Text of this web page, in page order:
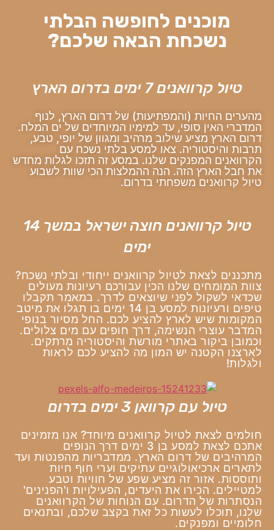
מוכנים לחופשה הבלתי
נשכחת הבאה שלכם?
טיול קרוואנים 7 ימים בדרום הארץ
מהערים החיות (והמפתיעות) של דרום הארץ, לנוף
המדברי האין סופי, עד למימיו המיוחדים של ים המלח.
דרום הארץ מציע שילוב מרהיב ומגוון של יופי, טבע,
תרבות והיסטוריה. צאו למסע בלתי נשכח עם
הקרוואנים המפנקים שלנו. במסע זה תזכו לגלות מחדש
את חבל הארץ הזה. הנה ההמלצות הכי שוות לשבוע
טיול קרוואנים משפחתי בדרום.
טיול קרוואנים חוצה ישראל במשך 14
ימים
מתכננים לצאת לטיול קרוואנים ייחודי ובלתי נשכח?
צוות המומחים שלנו הכין עבורכם רעיונות מעולים
שכדאי לשקול לפני שיוצאים לדרך. במאמר תקבלו
טיפים ורעיונות למסע בן 14 ימים בו תגלו את מיטב
המקומות שיש לארץ להציע לכם. החל מסיור בנופי
המדבר עוצרי הנשימה, דרך חופים עם מים צלולים.
וכמובן ביקור באתרי מורשת והיסטוריה מרתקים.
לארצנו הקטנה יש המון מה להציע לכם לראות
ולגלות!
טיול עם קרוואן 3 ימים בדרום
חולמים לצאת לטיול קרוואנים מיוחד? אנו מזמינים
אתכם לצאת למסע בן 3 ימים דרך הנופים
המרהיבים של דרום הארץ. ממדבריות מהפנטות ועד
לתארים ארכיאולוגיים עתיקים וערי חוף חיות
ותוססות. אזור זה מציע שפע של חוויות וטבע
למטיילים. הכירו את היעדים, הפעילויות ו'הפנינים'
הנסתרות של הדרום. עם הנוחות של הקרוואנים
שלנו, תוכלו לעשות כל זאת בקצב שלכם, ובתנאים
חלומיים ומפנקים.